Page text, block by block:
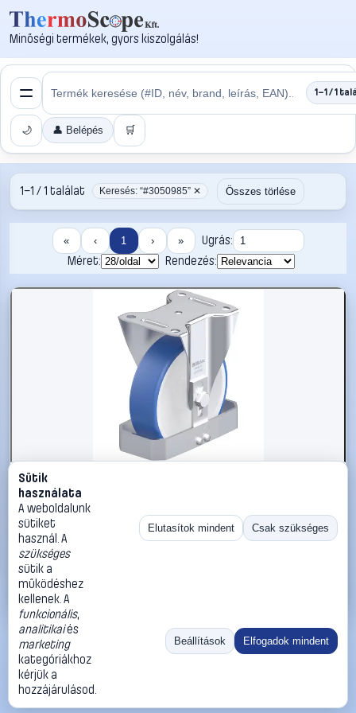
Minőségi termékek, gyors kiszolgálás!
1–1 / 1
🌙 👤 Belépés 🛒
1–1 / 1 találat Keresés: “#3050985” ✕ Összes törlése
« ‹ 1 › »
Ugrás:
Méret:
Rendezés:
#3050985
Blickle 938785 B-POTHS 160G-FS Acéllemez rögzített
görgő KerékØ: 160 mm Teherbírás (max.): 400 kg 1 db
Blickle Görgők, kerekek
59 990 Ft
Kosárba
«
Ugrás:
Méret:
Rendezés:
©2026
ThermoScope
ÁSZF
Cégbemutató
Sütik
használata
A weboldalunk
sütiket
használ. A
szükséges
sütik a
működéshez
kellenek. A
funkcionális,
analitikaiés
marketing
kategóriákhoz
kérjük a
hozzájárulásod.
Elutasítok mindent Csak szükséges
Beállítások Elfogadok mindent